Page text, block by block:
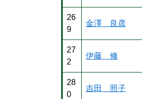
26
9
金澤 良彦
27
2
伊藤 修
28
0
吉田 照子